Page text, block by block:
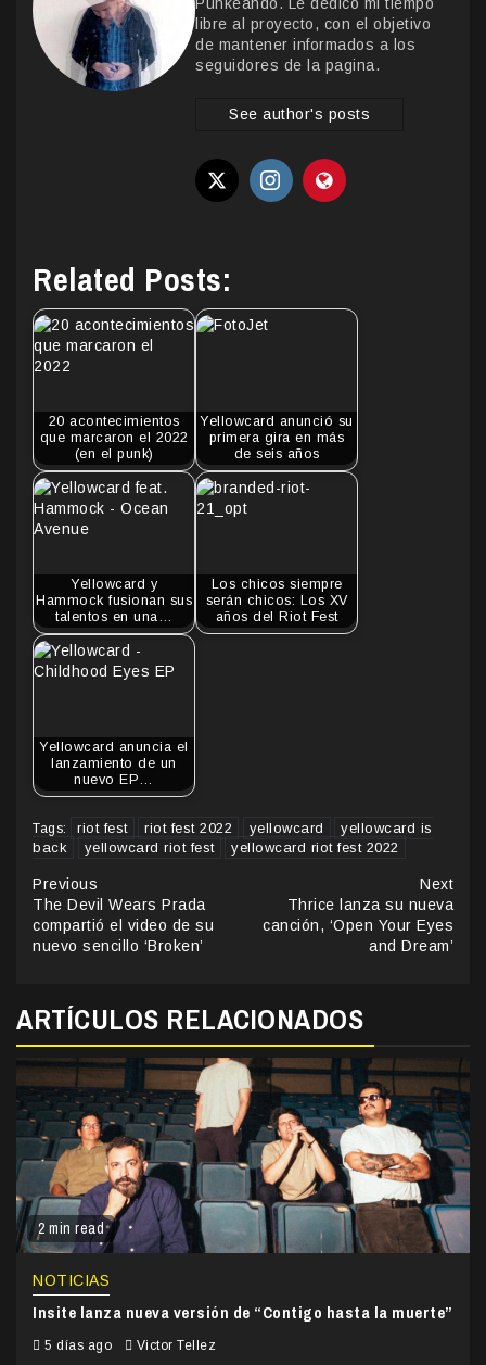
libre al proyecto, con el objetivo
de mantener informados a los
seguidores de la pagina.
See author's posts
Related Posts:
20 acontecimientos
que marcaron el 2022
(en el punk)
Yellowcard anunció su
primera gira en más
de seis años
Yellowcard y
Hammock fusionan sus
talentos en una…
Los chicos siempre
serán chicos: Los XV
años del Riot Fest
Yellowcard anuncia el
lanzamiento de un
nuevo EP…
Tags: riot fest riot fest 2022 yellowcard
yellowcard is
back
yellowcard riot fest yellowcard riot fest 2022
Continue
Reading
Previous
The Devil Wears Prada
compartió el video de su
nuevo sencillo ‘Broken’
Next
Thrice lanza su nueva
canción, ‘Open Your Eyes
and Dream’
ARTÍCULOS RELACIONADOS
2 min read
NOTICIAS
Insite lanza nueva versión de “Contigo hasta la muerte”
5 días ago Victor Tellez